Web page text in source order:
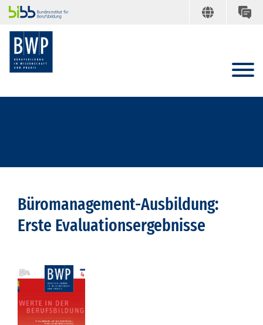
Büromanagement-Ausbildung:
Erste Evaluationsergebnisse